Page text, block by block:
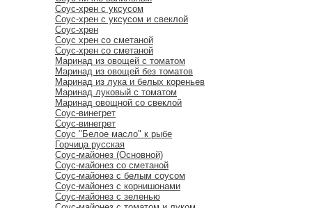
Соус-хрен с уксусом
Соус-хрен с уксусом и свеклой
Соус-хрен
Соус хрен со сметаной
Соус-хрен со сметаной
Маринад из овощей с томатом
Маринад из овощей без томатов
Маринад из лука и белых кореньев
Маринад луковый с томатом
Маринад овощной со свеклой
Соус-винегрет
Соус-винегрет
Соус "Белое масло" к рыбе
Горчица русская
Соус-майонез (Основной)
Соус-майонез со сметаной
Соус-майонез с белым соусом
Соус-майонез с корнишонами
Соус-майонез с зеленью